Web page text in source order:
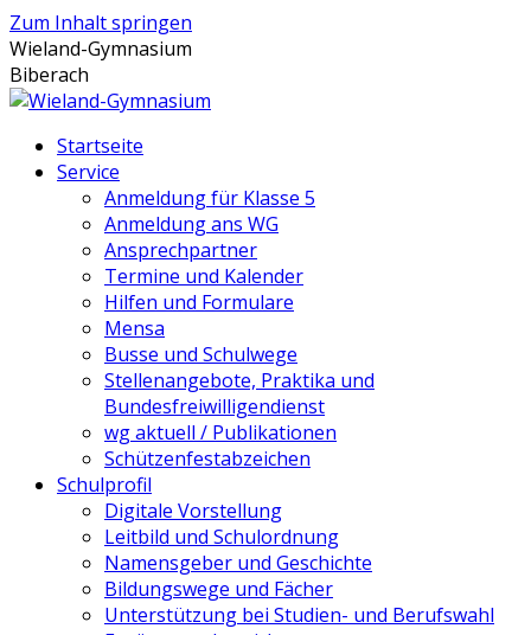
Zum Inhalt springen
Wieland-Gymnasium
Biberach
Startseite
Service
Anmeldung für Klasse 5
Anmeldung ans WG
Ansprechpartner
Termine und Kalender
Hilfen und Formulare
Mensa
Busse und Schulwege
Stellenangebote, Praktika und
Bundesfreiwilligendienst
wg aktuell / Publikationen
Schützenfestabzeichen
Schulprofil
Digitale Vorstellung
Leitbild und Schulordnung
Namensgeber und Geschichte
Bildungswege und Fächer
Unterstützung bei Studien- und Berufswahl